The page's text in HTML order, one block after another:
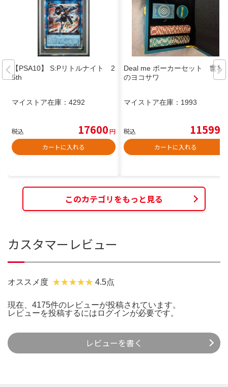
【PSA10】 S:Pリトルナイト 2
5th
マイストア在庫： 4292
税込 17600円
カートに入れる
Deal me ポーカーセット 世界
のヨコサワ
マイストア在庫： 1993
税込 11599
カートに入れる
このカテゴリをもっと見る
カスタマーレビュー
オススメ度 4.5点
現在、4175件のレビューが投稿されています。
レビューを投稿するには ログインが必要です。
レビューを書く